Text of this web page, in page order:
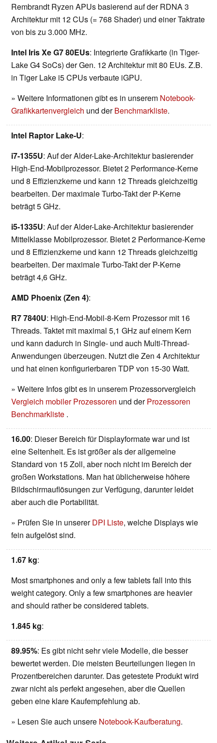
Rembrandt Ryzen APUs basierend auf der RDNA 3
Architektur mit 12 CUs (= 768 Shader) und einer Taktrate
von bis zu 3.000 MHz.
Intel Iris Xe G7 80EUs: Integrierte Grafikkarte (in Tiger-
Lake G4 SoCs) der Gen. 12 Architektur mit 80 EUs. Z.B.
in Tiger Lake i5 CPUs verbaute iGPU.
» Weitere Informationen gibt es in unserem Notebook-
Grafikkartenvergleich und derBenchmarkliste.
Intel Raptor Lake-U:
i7-1355U: Auf der Alder-Lake-Architektur basierender
High-End-Mobilprozessor. Bietet 2 Performance-Kerne
und 8 Effizienzkerne und kann 12 Threads gleichzeitig
bearbeiten. Der maximale Turbo-Takt der P-Kerne
beträgt 5 GHz.
i5-1335U: Auf der Alder-Lake-Architektur basierender
Mittelklasse Mobilprozessor. Bietet 2 Performance-Kerne
und 8 Effizienzkerne und kann 12 Threads gleichzeitig
bearbeiten. Der maximale Turbo-Takt der P-Kerne
beträgt 4,6 GHz.
AMD Phoenix (Zen 4):
R7 7840U: High-End-Mobil-8-Kern Prozessor mit 16
Threads. Taktet mit maximal 5,1 GHz auf einem Kern
und kann dadurch in Single- und auch Multi-Thread-
Anwendungen überzeugen. Nutzt die Zen 4 Architektur
und hat einen konfigurierbaren TDP von 15-30 Watt.
» Weitere Infos gibt es in unserem Prozessorvergleich
Vergleich mobiler Prozessoren und derProzessoren
Benchmarkliste .
16.00: Dieser Bereich für Displayformate war und ist
eine Seltenheit. Es ist größer als der allgemeine
Standard von 15 Zoll, aber noch nicht im Bereich der
großen Workstations. Man hat üblicherweise höhere
Bildschirmauflösungen zur Verfügung, darunter leidet
aber auch die Portabilität.
» Prüfen Sie in unsererDPI Liste, welche Displays wie
fein aufgelöst sind.
1.67 kg:
Most smartphones and only a few tablets fall into this
weight category. Only a few smartphones are heavier
and should rather be considered tablets.
1.845 kg:
89.95%: Es gibt nicht sehr viele Modelle, die besser
bewertet werden. Die meisten Beurteilungen liegen in
Prozentbereichen darunter. Das getestete Produkt wird
zwar nicht als perfekt angesehen, aber die Quellen
geben eine klare Kaufempfehlung ab.
» Lesen Sie auch unsere Notebook-Kaufberatung.